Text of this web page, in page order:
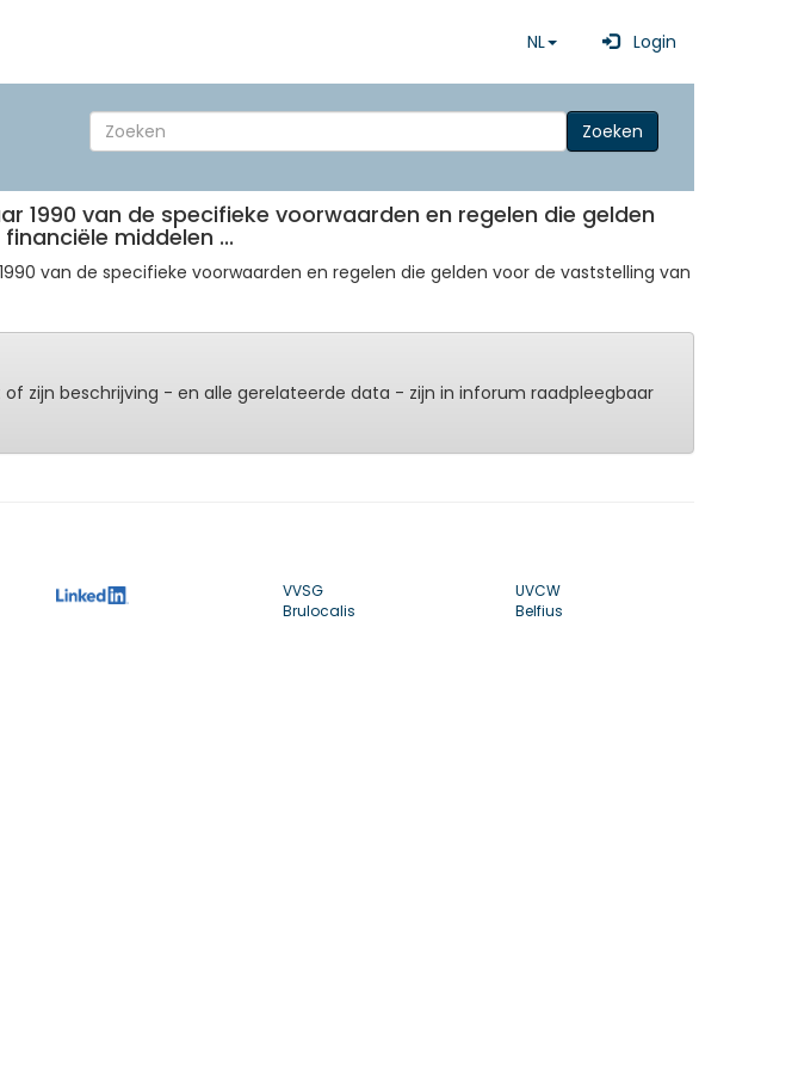
NL Login
Zoeken
1990 van de specifieke voorwaarden en regelen die gelden
middelen ...
van de specifieke voorwaarden en regelen die gelden voor de vaststelling van
zijn beschrijving - en alle gerelateerde data - zijn in inforum raadpleegbaar
VVSG
Brulocalis
UVCW
Belfius